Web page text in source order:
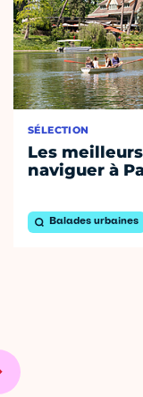
SÉLECTION
Les
naviguer à
Balades urbaines